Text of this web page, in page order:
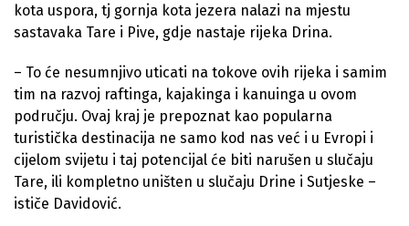
kota uspora, tj gornja kota jezera nalazi na mjestu
sastavaka Tare i Pive, gdje nastaje rijeka Drina.
– To će nesumnjivo uticati na tokove ovih rijeka i samim
tim na razvoj raftinga, kajakinga i kanuinga u ovom
području. Ovaj kraj je prepoznat kao popularna
turistička destinacija ne samo kod nas već i u Evropi i
cijelom svijetu i taj potencijal će biti narušen u slučaju
Tare, ili kompletno uništen u slučaju Drine i Sutjeske –
ističe Davidović.